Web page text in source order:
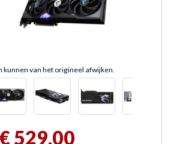
kunnen van het origineel afwijken.
€ 529,00